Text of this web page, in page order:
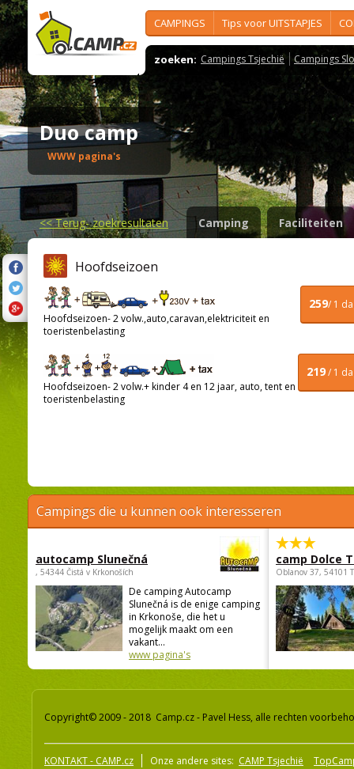
CAMPINGS Tips voor UITSTAPJES
zoeken: Campings Tsjechië Campings
Duo camp
WWW pagina's
<<Terug- zoekresultaten Camping Faciliteiten
Hoofdseizoen
259/ 1
Hoofdseizoen- 2 volw.,auto,caravan,elektriciteit en
toeristenbelasting
219/ 1
Hoofdseizoen- 2 volw.+ kinder 4 en 12 jaar, auto, tent en
toeristenbelasting
Campings die u kunnen ook interesseren
autocamp Slunečná
, 54344 Čistá v Krkonoších
De camping Autocamp
Slunečná is de enige camping
in Krkonoše, die het u
mogelijk maakt om een
vakant...
www pagina's
camp Dolce
Oblanov 37, 54101
Copyright© 2009 - 2018 Camp.cz - Pavel Hess, alle rechten
KONTAKT - CAMP.cz Onze andere sites: CAMP Tsjechië